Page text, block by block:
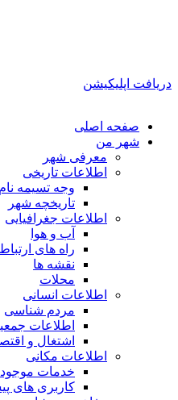
دریافت اپلیکیشن
صفحه اصلی
شهر من
معرفی شهر
اطلاعات تاریخی
وجه تسیمه
تاریخچه شهر
اطلاعات جغرافیایی
آب و هوا
راه های
نقشه ها
محلات
اطلاعات انسانی
مردم شناسی
اطلاعات
اشتغال و
اطلاعات مکانی
خدمات
کاربری های